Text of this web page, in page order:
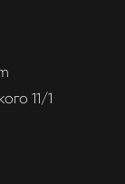
11/1